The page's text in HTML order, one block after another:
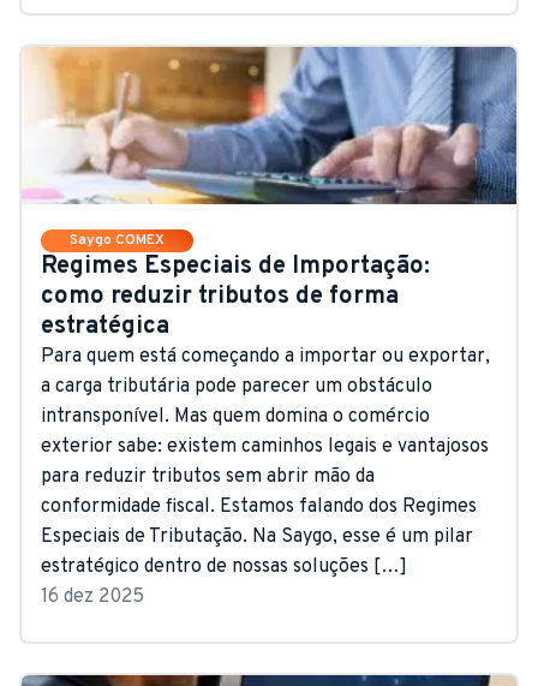
Saygo COMEX
Regimes Especiais de Importação:
como reduzir tributos de forma
estratégica
Para quem está começando a importar ou exportar,
a carga tributária pode parecer um obstáculo
intransponível. Mas quem domina o comércio
exterior sabe: existem caminhos legais e vantajosos
para reduzir tributos sem abrir mão da
conformidade fiscal. Estamos falando dos Regimes
Especiais de Tributação. Na Saygo, esse é um pilar
estratégico dentro de nossas soluções […]
16 dez 2025